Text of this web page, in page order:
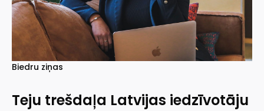
Biedru ziņas
Teju trešdaļa Latvijas iedzīvotāju